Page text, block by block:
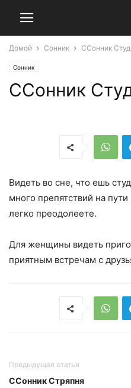
Домой Сонник ССонник
Сонник
ССонник
Видеть во сне, что ешь
много препятствий на
легко преодолеете.
Для женщины видеть
приятным встречам с
Предыдущая статья
ССонник Стряпня